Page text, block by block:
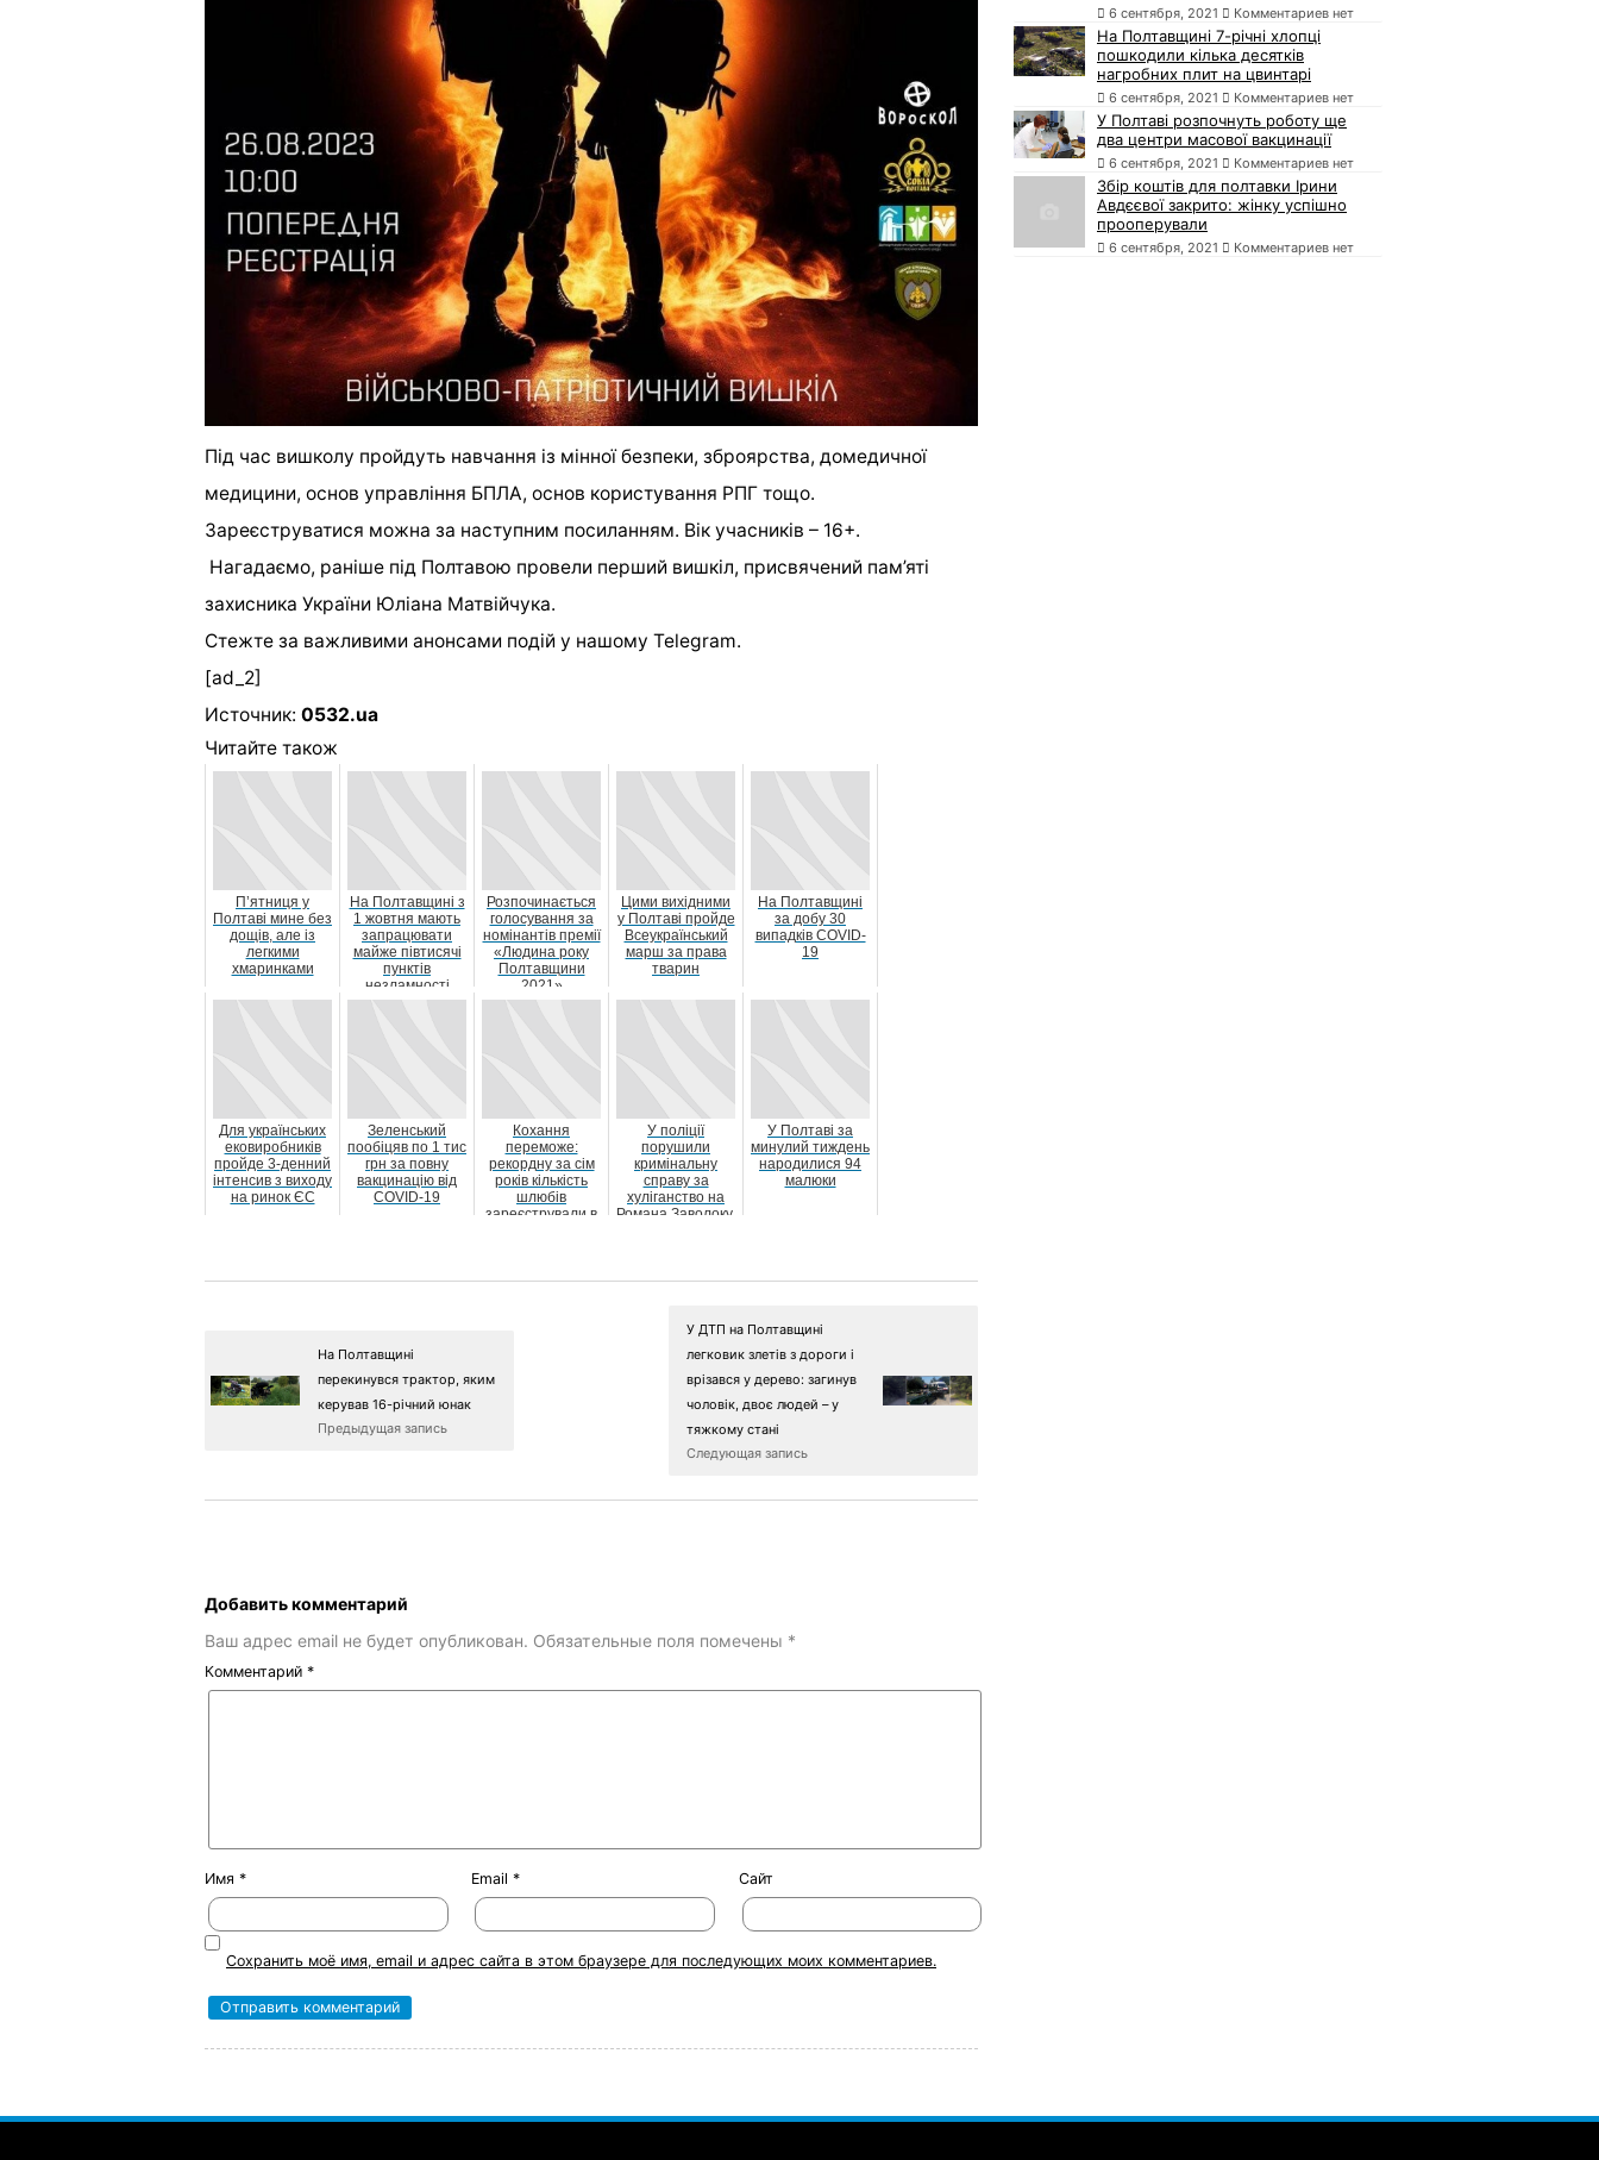
Під час вишколу пройдуть навчання із мінної безпеки, зброярства, домедичної
медицини, основ управління БПЛА, основ користування РПГ тощо.
Зареєструватися можна за наступним посиланням. Вік учасників – 16+.
Нагадаємо, раніше під Полтавою провели перший вишкіл, присвячений пам’яті
захисника України Юліана Матвійчука.
Стежте за важливими анонсами подій у нашому Telegram.
[ad_2]
Источник: 0532.ua
Читайте також
П’ятниця у
Полтаві мине без
дощів, але із
легкими
хмаринками
На Полтавщині з
1 жовтня мають
запрацювати
майже півтисячі
пунктів
незламності
Розпочинається
голосування за
номінантів премії
«Людина року
Полтавщини
2021»
Цими вихідними
у Полтаві пройде
Всеукраїнський
марш за права
тварин
На Полтавщині
за добу 30
випадків COVID-
19
Для українських
ековиробників
пройде 3-денний
інтенсив з виходу
на ринок ЄС
Зеленський
пообіцяв по 1 тис
грн за повну
вакцинацію від
COVID-19
Кохання
переможе:
рекордну за сім
років кількість
шлюбів
зареєстрували в
У поліції
порушили
кримінальну
справу за
хуліганство на
Романа Заволоку,
У Полтаві за
минулий тиждень
народилися 94
малюки
На Полтавщині
перекинувся трактор, яким
керував 16-річний юнак
Предыдущая запись
У ДТП на Полтавщині
легковик злетів з дороги і
врізався у дерево: загинув
чоловік, двоє людей – у
тяжкому стані
Следующая запись
Добавить комментарий
Ваш адрес email не будет опубликован. Обязательные поля помечены *
Комментарий *
Имя * Email* Сайт
Сохранить моё имя, email и адрес сайта в этом браузере для последующих моих комментариев.
6 сентября, 2021 Комментариев нет
На Полтавщині 7-річні хлопці
пошкодили кілька десятків
нагробних плит на цвинтарі
6 сентября, 2021 Комментариев нет
У Полтаві розпочнуть роботу ще
два центри масової вакцинації
6 сентября, 2021 Комментариев нет
Збір коштів для полтавки Ірини
Авдєєвої закрито: жінку успішно
прооперували
6 сентября, 2021 Комментариев нет